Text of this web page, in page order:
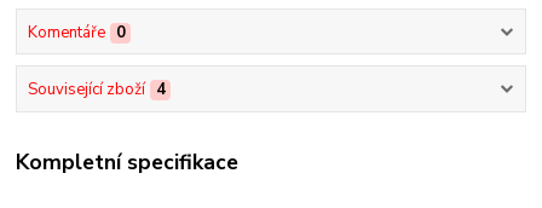
Komentáře 0
Související zboží 4
Kompletní specifikace